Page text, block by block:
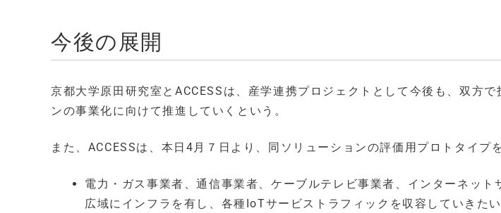
今後の展開
京都大学原田研究室とACCESSは、産学連携プロジェクトとして今後も、双方
ンの事業化に向けて推進していくという。
また、ACCESSは、本日4月７日より、同ソリューションの評価用プロトタイプ
電力・ガス事業者、通信事業者、ケーブルテレビ事業者、インターネット
広域にインフラを有し、各種IoTサービストラフィックを収容していきた